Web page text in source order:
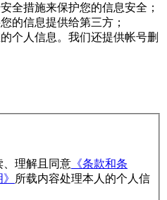
全措施来保护您的信息安全；
的信息提供给第三方；
个人信息。我们还提供帐号删
、理解且同意 《条款和条
所载内容处理本人的个人信